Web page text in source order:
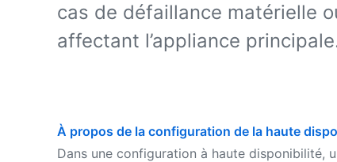
cas de défaillance matérielle
affectant l’appliance
À propos de la configuration de la haute
Dans une configuration à haute disponibilité,